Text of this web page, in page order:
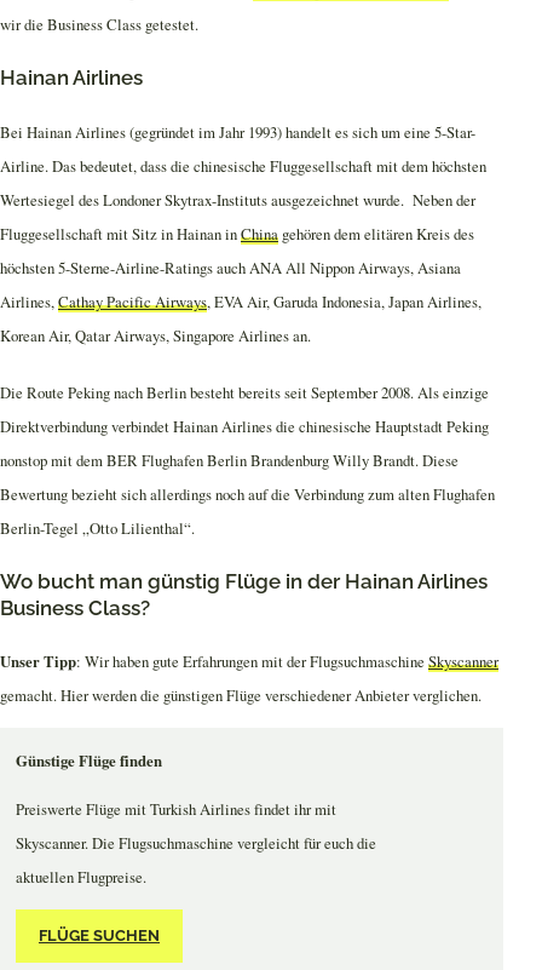
wir die Business Class getestet.
Hainan Airlines
Bei Hainan Airlines (gegründet im Jahr 1993) handelt es sich um eine 5-Star-
Airline. Das bedeutet, dass die chinesische Fluggesellschaft mit dem höchsten
Wertesiegel des Londoner Skytrax-Instituts ausgezeichnet wurde. Neben der
Fluggesellschaft mit Sitz in Hainan inChina gehören dem elitären Kreis des
höchsten 5-Sterne-Airline-Ratings auch ANA All Nippon Airways, Asiana
Airlines, Cathay Pacific Airways, EVA Air, Garuda Indonesia, Japan Airlines,
Korean Air, Qatar Airways, Singapore Airlines an.
Die Route Peking nach Berlin besteht bereits seit September 2008. Als einzige
Direktverbindung verbindet Hainan Airlines die chinesische Hauptstadt Peking
nonstop mit dem BER Flughafen Berlin Brandenburg Willy Brandt. Diese
Bewertung bezieht sich allerdings noch auf die Verbindung zum alten Flughafen
Berlin-Tegel „Otto Lilienthal“.
Wo bucht man günstig Flüge in der Hainan Airlines
Business Class?
Unser Tipp: Wir haben gute Erfahrungen mit der Flugsuchmaschine Skyscanner
gemacht. Hier werden die günstigen Flüge verschiedener Anbieter verglichen.
Günstige Flüge finden
Preiswerte Flüge mit Turkish Airlines findet ihr mit
Skyscanner. Die Flugsuchmaschine vergleicht für euch die
aktuellen Flugpreise.
FLÜGE SUCHEN